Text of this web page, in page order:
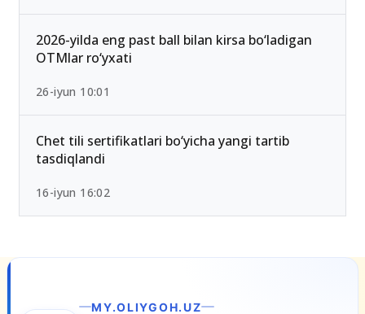
2026-yilda eng past ball bilan kirsa bo‘ladigan
OTMlar ro‘yxati
26-iyun 10:01
Chet tili sertifikatlari bo‘yicha yangi tartib
tasdiqlandi
16-iyun 16:02